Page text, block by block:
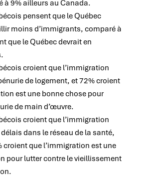
à 9% ailleurs au Canada.
pensent que le Québec
moins d’immigrants, comparé à
que le Québec devrait en
croient que l’immigration
de logement, et 72% croient
est une bonne chose pour
de main d’œuvre.
croient que l’immigration
dans le réseau de la santé,
croient que l’immigration est une
pour lutter contre le vieillissement